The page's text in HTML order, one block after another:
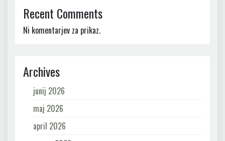
Recent Comments
Ni komentarjev za prikaz.
Archives
junij 2026
maj 2026
april 2026